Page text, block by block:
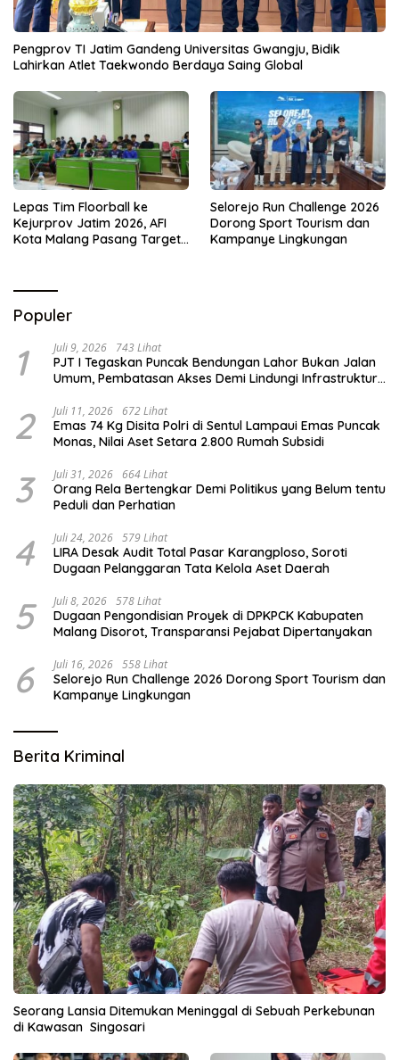
Pengprov TI Jatim Gandeng Universitas Gwangju, Bidik
Lahirkan Atlet Taekwondo Berdaya Saing Global
Lepas Tim Floorball ke
Kejurprov Jatim 2026, AFI
Kota Malang Pasang Target
Selorejo Run Challenge 2026
Dorong Sport Tourism dan
Kampanye Lingkungan
Populer
1 Juli 9, 2026 743 Lihat
PJT I Tegaskan Puncak Bendungan Lahor Bukan Jalan
Umum, Pembatasan Akses Demi Lindungi Infrastruktur
2 Juli 11, 2026 672 Lihat
Emas 74 Kg Disita Polri di Sentul Lampaui Emas Puncak
Monas, Nilai Aset Setara 2.800 Rumah Subsidi
3 Juli 31, 2026 664 Lihat
Orang Rela Bertengkar Demi Politikus yang Belum tentu
Peduli dan Perhatian
4 Juli 24, 2026 579 Lihat
LIRA Desak Audit Total Pasar Karangploso, Soroti
Dugaan Pelanggaran Tata Kelola Aset Daerah
5 Juli 8, 2026 578 Lihat
Dugaan Pengondisian Proyek di DPKPCK Kabupaten
Malang Disorot, Transparansi Pejabat Dipertanyakan
6 Juli 16, 2026 558 Lihat
Selorejo Run Challenge 2026 Dorong Sport Tourism dan
Kampanye Lingkungan
Berita Kriminal
Seorang Lansia Ditemukan Meninggal di Sebuah Perkebunan
di Kawasan Singosari